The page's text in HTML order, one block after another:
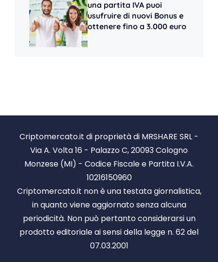
una partita IVA puoi
usufruire di nuovi Bonus e
ottenere fino a 3.000 euro
Criptomercato.it di proprietà di MRSHARE SRL -
Via A. Volta 16 - Palazzo C, 20093 Cologno
Monzese (MI) - Codice Fiscale e Partita I.V.A.
10216150960
Criptomercato.it non è una testata giornalistica,
in quanto viene aggiornato senza alcuna
periodicità. Non può pertanto considerarsi un
prodotto editoriale ai sensi della legge n. 62 del
07.03.2001